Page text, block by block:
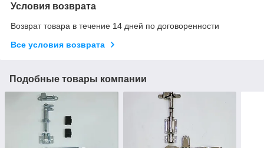
Условия возврата
Возврат товара в течение 14 дней по договоренности
Все условия возврата
Подобные товары компании